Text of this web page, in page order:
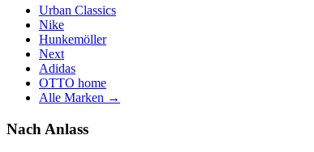
Urban Classics
Nike
Hunkemöller
Next
Adidas
OTTO home
Alle Marken →
Nach Anlass